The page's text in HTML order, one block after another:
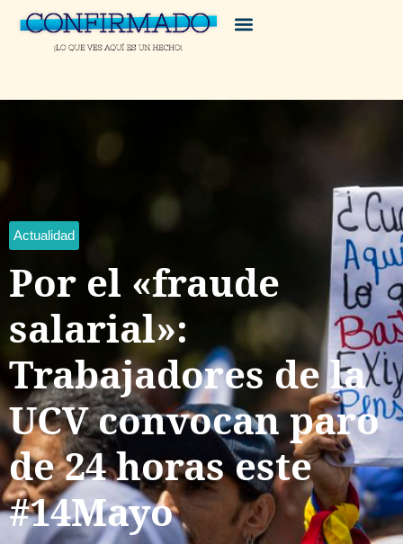
Actualidad
Por el «fraude
salarial»:
Trabajadores de la
UCV convocan paro
de 24 horas este
#14Mayo